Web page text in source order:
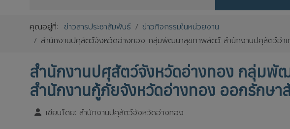
คุณอยู่ที่:ข่าวสารประชาสัมพันธ์
ข่าวกิจกรรมในหน่วยงาน
สำนักงานปศุสัตว์จังหวัดอ่างทอง กลุ่มพัฒนาสุขภาพสัตว์ สำนักงานปศุสัตว์อำ
สำนักงานปศุสัตว์จังหวัดอ่างทอง กลุ่มพั
สำนักงานกู้ภัยจังหวัดอ่างทอง ออกรักษา
เขียนโดย: สำนักงานปศุสัตว์จังหวัดอ่างทอง